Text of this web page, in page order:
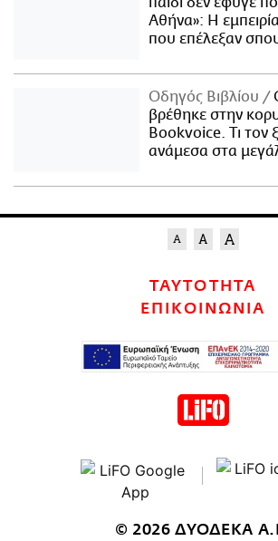
Αθήνα»: Η
που επέλεξαν
Οδηγός Βιβλίου
βρέθηκε στην
Bookvoice. Τι τον
ανάμεσα στα
ΤΑΥΤΟΤΗΤΑ
ΕΠΙΚΟΙΝΩΝΙΑ
© 2026 ΔΥΟΔΕΚΑ